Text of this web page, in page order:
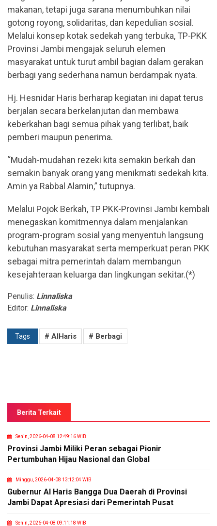
makanan, tetapi juga sarana menumbuhkan nilai
gotong royong, solidaritas, dan kepedulian sosial.
Melalui konsep kotak sedekah yang terbuka, TP-PKK
Provinsi Jambi mengajak seluruh elemen
masyarakat untuk turut ambil bagian dalam gerakan
berbagi yang sederhana namun berdampak nyata.
Hj. Hesnidar Haris berharap kegiatan ini dapat terus
berjalan secara berkelanjutan dan membawa
keberkahan bagi semua pihak yang terlibat, baik
pemberi maupun penerima.
“Mudah-mudahan rezeki kita semakin berkah dan
semakin banyak orang yang menikmati sedekah kita.
Amin ya Rabbal Alamin,” tutupnya.
Melalui Pojok Berkah, TP PKK-Provinsi Jambi kembali
menegaskan komitmennya dalam menjalankan
program-program sosial yang menyentuh langsung
kebutuhan masyarakat serta memperkuat peran PKK
sebagai mitra pemerintah dalam membangun
kesejahteraan keluarga dan lingkungan sekitar.(*)
Penulis: Linnaliska
Editor: Linnaliska
Tags # AlHaris # Berbagi
Berita Terkait
Senin, 2026-04-08 12:49:16 WIB
Provinsi Jambi Miliki Peran sebagai Pionir
Pertumbuhan Hijau Nasional dan Global
Minggu, 2026-04-08 13:12:04 WIB
Gubernur Al Haris Bangga Dua Daerah di Provinsi
Jambi Dapat Apresiasi dari Pemerintah Pusat
Senin, 2026-04-08 09:11:18 WIB